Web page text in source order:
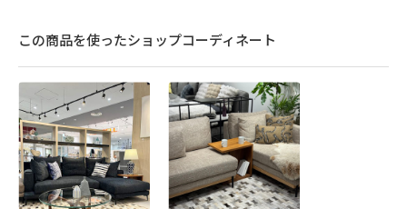
MATERIAL
この商品を使ったショップコーディネート